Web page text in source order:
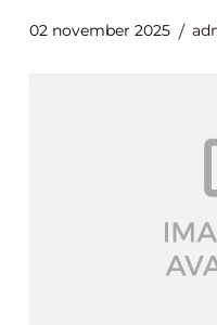
02 november 2025